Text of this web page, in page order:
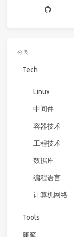
分类
Tech
Linux
中间件
容器技术
工程技术
数据库
编程语言
计算机网络
Tools
随笔